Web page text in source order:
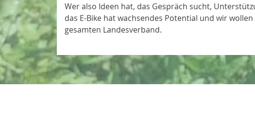
Wer also Ideen hat, das Gespräch sucht,
das E-Bike hat wachsendes Potential und wir
gesamten Landesverband.